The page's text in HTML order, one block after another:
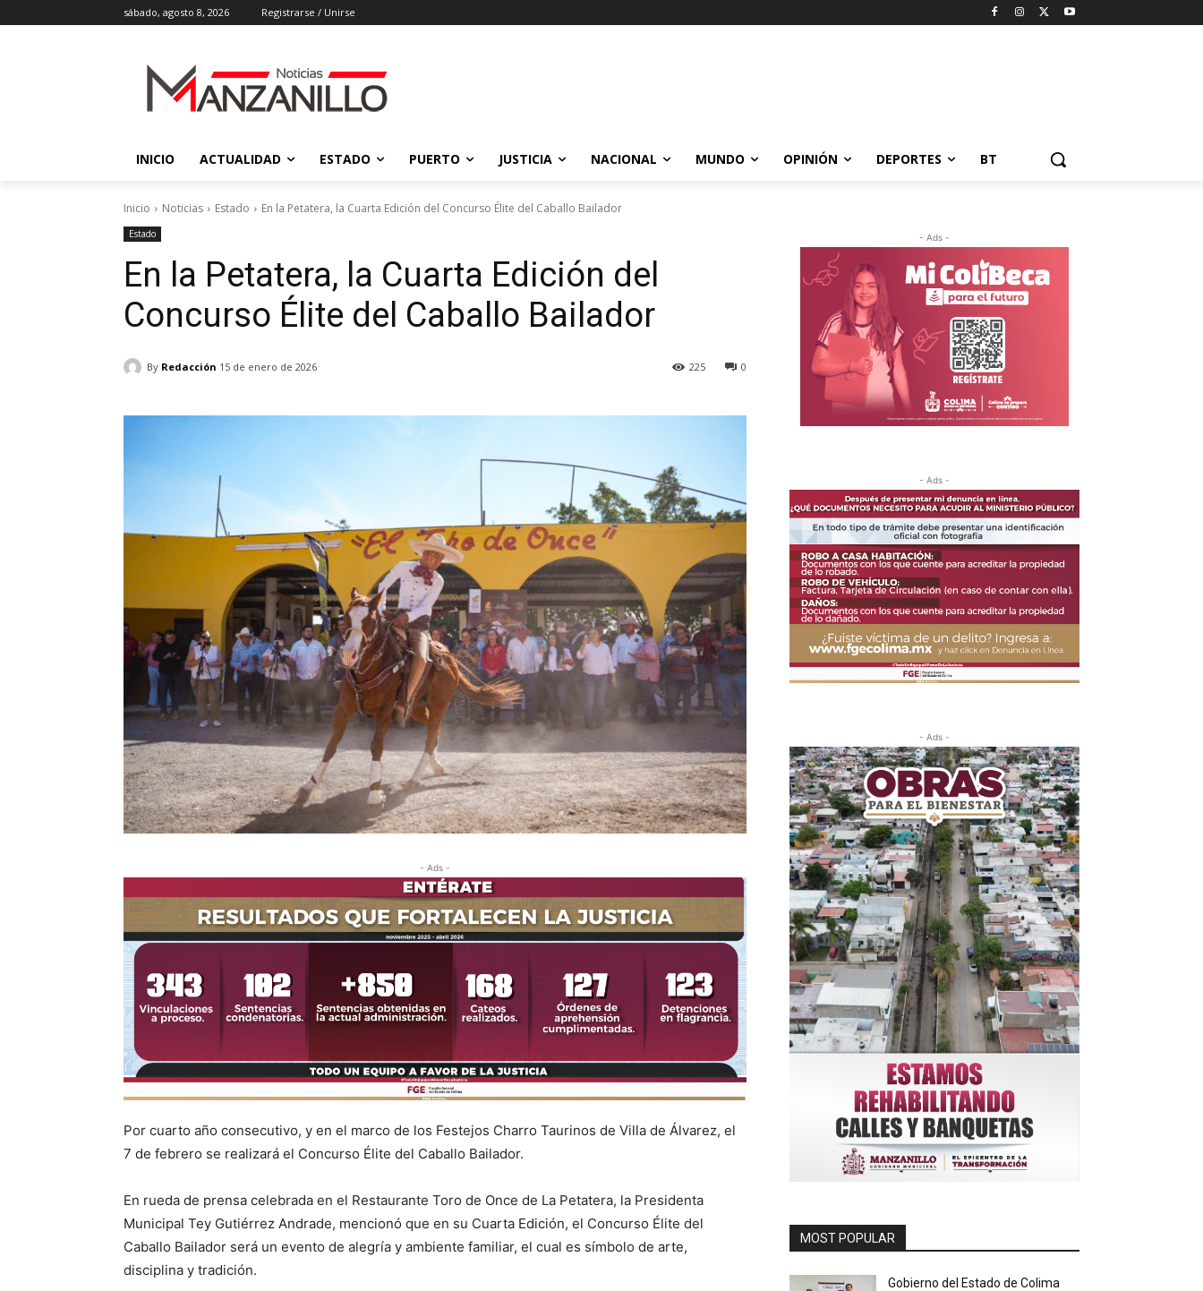
sábado, agosto 8, 2026 Registrarse / Unirse
INICIO ACTUALIDAD ESTADO PUERTO JUSTICIA NACIONAL MUNDO OPINIÓN DEPORTES BT
Inicio Noticias Estado ‎En la Petatera, la Cuarta Edición del Concurso Élite del Caballo Bailador
Estado
‎En la Petatera, la Cuarta Edición del
Concurso Élite del Caballo Bailador
By Redacción 15 de enero de 2026 0
225
- Ads -
Por cuarto año consecutivo, y en el marco de los Festejos Charro Taurinos de Villa de Álvarez, el
7 de febrero se realizará el Concurso Élite del Caballo Bailador.
‎En rueda de prensa celebrada en el Restaurante Toro de Once de La Petatera, la Presidenta
Municipal Tey Gutiérrez Andrade, mencionó que en su Cuarta Edición, el Concurso Élite del
Caballo Bailador será un evento de alegría y ambiente familiar, el cual es símbolo de arte,
disciplina y tradición.
- Ads -
- Ads -
- Ads -
MOST POPULAR
Gobierno del Estado de Colima